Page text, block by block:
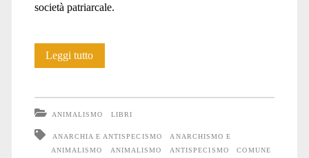
società patriarcale.
Leggi tuttoLouise
animalista
ANIMALISMO LIBRI
ANARCHIA E ANTISPECISMO
ANARCHISMO E
ANIMALISMO
ANIMALISMO ANTISPECISMO
COMUNE